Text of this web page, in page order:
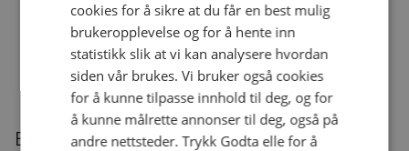
Babycall, Neonate, N65 Black
kr 2 299,00kr 2 149,00
Beskrivelse
cookies for å sikre at du får en best mulig
brukeropplevelse og for å hente inn
statistikk slik at vi kan analysere hvordan
siden vår brukes. Vi bruker også cookies
for å kunne tilpasse innhold til deg, og for
å kunne målrette annonser til deg, også på
andre nettsteder. Trykk Godta elle for å